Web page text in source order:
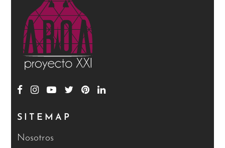
SITEMAP
Nosotros